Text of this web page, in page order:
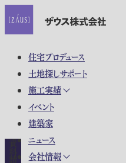
住宅プロデュース
土地探しサポート
施工実績
イベント
建築家
ニュース
会社情報